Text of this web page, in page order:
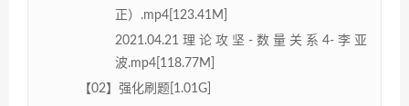
正）.mp4[123.41M]
2021.04.21理论攻坚-数量关系4-李亚
波.mp4[118.77M]
【02】强化刷题[1.01G]